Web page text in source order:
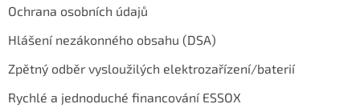
Ochrana osobních údajů
Hlášení nezákonného obsahu (DSA)
Zpětný odběr vysloužilých elektrozařízení/baterií
Rychlé a jednoduché financování ESSOX